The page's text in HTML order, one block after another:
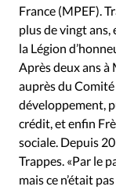
Devise:CHF
RUBRIQUES
Tous les articles
Actualité
Dossier
Opinions
Société
Tour
Vécu
Vie
France (MPEF).
plus de vingt ans,
la Légion
Après deux ans à
auprès du
développement,
crédit, et enfin
sociale. Depuis
Trappes. «Par le
mais ce n’était